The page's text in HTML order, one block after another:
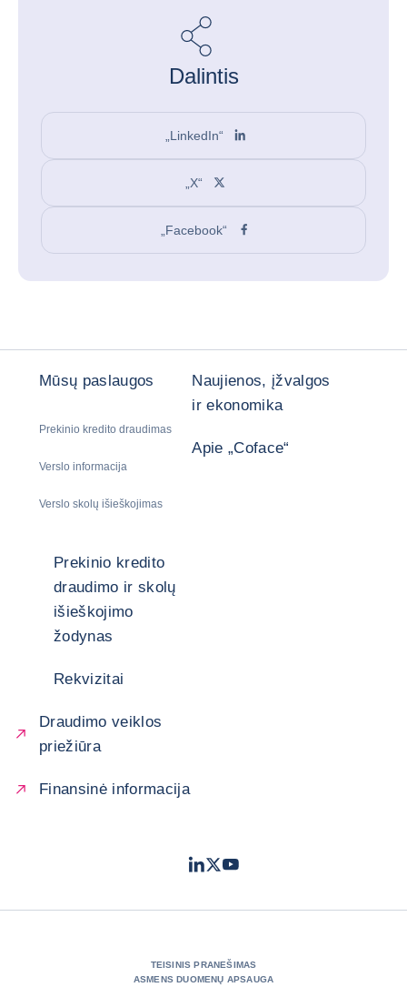
Dalintis
„LinkedIn“
„X“
„Facebook“
Mūsų paslaugos
Prekinio kredito draudimas
Verslo informacija
Verslo skolų išieškojimas
Naujienos, įžvalgos
ir ekonomika
Apie „Coface“
Prekinio kredito
draudimo ir skolų
išieškojimo
žodynas
Rekvizitai
Draudimo veiklos
priežiūra
Finansinė informacija
LinkedIn
TwitterYoutube
TEISINIS PRANEŠIMAS
ASMENS DUOMENŲ APSAUGA